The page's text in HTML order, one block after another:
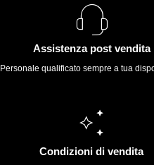
Assistenza post vendita
Personale qualificato sempre a tua
Condizioni di vendita